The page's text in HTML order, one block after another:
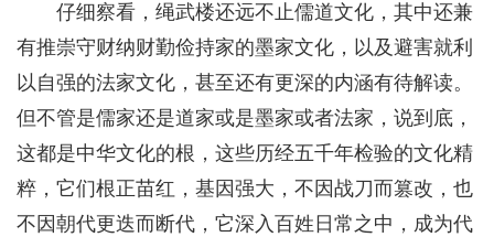
仔细察看，绳武楼还远不止儒道文化，其中还兼
有推崇守财纳财勤俭持家的墨家文化，以及避害就利
以自强的法家文化，甚至还有更深的内涵有待解读。
但不管是儒家还是道家或是墨家或者法家，说到底，
这都是中华文化的根，这些历经五千年检验的文化精
粹，它们根正苗红，基因强大，不因战刀而篡改，也
不因朝代更迭而断代，它深入百姓日常之中，成为代